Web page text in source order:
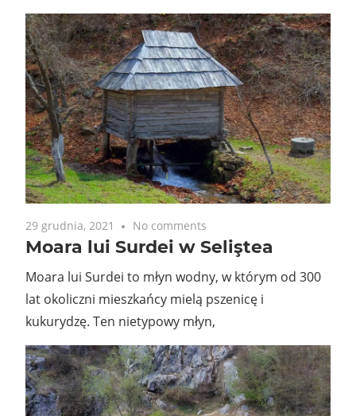
29 grudnia, 2021 No comments
Moara lui Surdei w Seliştea
Moara lui Surdei to młyn wodny, w którym od 300
lat okoliczni mieszkańcy mielą pszenicę i
kukurydzę. Ten nietypowy młyn,